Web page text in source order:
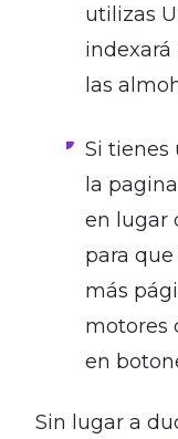
utilizas
indexará
las
Si tienes
la
en lugar
para
más
motores
en
Sin lugar a